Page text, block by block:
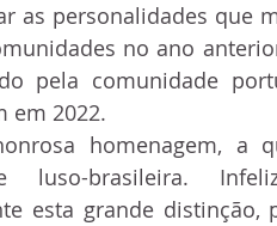
as personalidades que
no ano
pela comunidade
em 2022.
homenagem, a
luso-brasileira.
esta grande distinção,